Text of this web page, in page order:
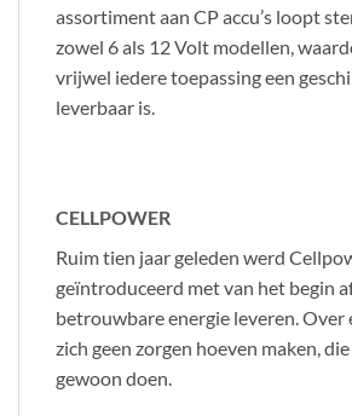
assortiment aan CP accu’s loopt
zowel 6 als 12 Volt modellen,
vrijwel iedere toepassing een
leverbaar is.
CELLPOWER
Ruim tien jaar geleden werd
geïntroduceerd met van het begin
betrouwbare energie leveren. Over
zich geen zorgen hoeven maken,
gewoon doen.